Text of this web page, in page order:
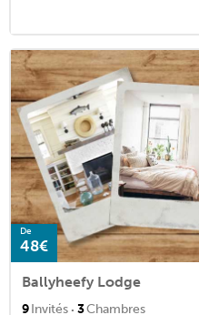
De
48€
Ballyheefy Lodge
9Invités · 3Chambres